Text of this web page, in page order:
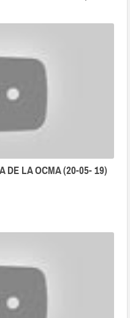
DESDE EL SALÓN
DE LA OCMA (20-05- 19)